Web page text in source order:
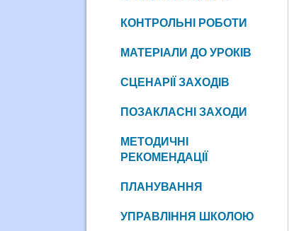
КОНТРОЛЬНІ РОБОТИ
МАТЕРІАЛИ ДО УРОКІВ
СЦЕНАРІЇ ЗАХОДІВ
ПОЗАКЛАСНІ ЗАХОДИ
МЕТОДИЧНІ
РЕКОМЕНДАЦІЇ
ПЛАНУВАННЯ
УПРАВЛІННЯ ШКОЛОЮ